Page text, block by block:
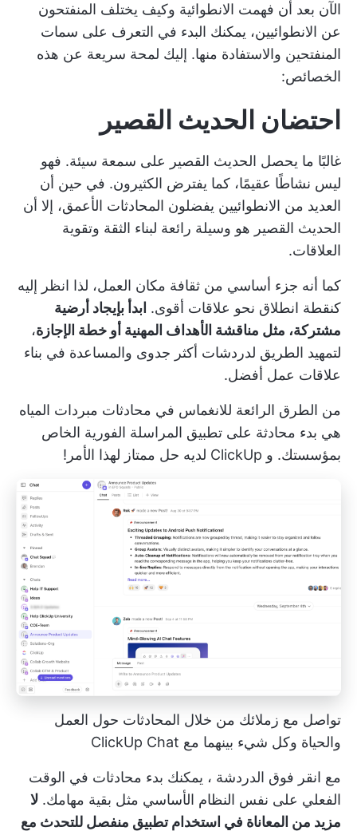
الآن بعد أن فهمت الانطوائية وكيف يختلف المنفتحون
عن الانطوائيين، يمكنك البدء في التعرف على سمات
المنفتحين والاستفادة منها. إليك لمحة سريعة عن هذه
الخصائص:
احتضان الحديث القصير
غالبًا ما يحصل الحديث القصير على سمعة سيئة. فهو
ليس نشاطًا عقيمًا، كما يفترض الكثيرون. في حين أن
العديد من الانطوائيين يفضلون المحادثات الأعمق، إلا أن
الحديث القصير هو وسيلة رائعة لبناء الثقة وتقوية
العلاقات.
كما أنه جزء أساسي من ثقافة مكان العمل، لذا انظر إليه
كنقطة انطلاق نحو علاقات أقوى. ابدأ بإيجاد أرضية
مشتركة، مثل مناقشة الأهداف المهنية أو خطة الإجازة،
لتمهيد الطريق لدردشات أكثر جدوى والمساعدة في بناء
علاقات عمل أفضل.
من الطرق الرائعة للانغماس في محادثات مبردات المياه
هي بدء محادثة على تطبيق المراسلة الفورية الخاص
بمؤسستك. و ClickUp لديه حل ممتاز لهذا الأمر!
تواصل مع زملائك من خلال المحادثات حول العمل
والحياة وكل شيء بينهما مع ClickUp Chat
مع انقر فوق الدردشة ، يمكنك بدء محادثات في الوقت
الفعلي على نفس النظام الأساسي مثل بقية مهامك. لا
مزيد من المعاناة في استخدام تطبيق منفصل للتحدث مع